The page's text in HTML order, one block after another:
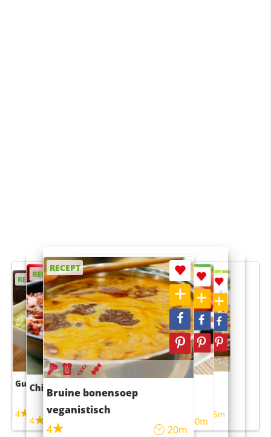
RECEPT
Guacamole
4
RECEPT
Chili con carne
4 45m
RECEPT
Bruine bonensoep
veganistisch
4
20m
RECEPT
Sushi rijstsalade
maaltijdsalade
40m
RECEPT
4 55m